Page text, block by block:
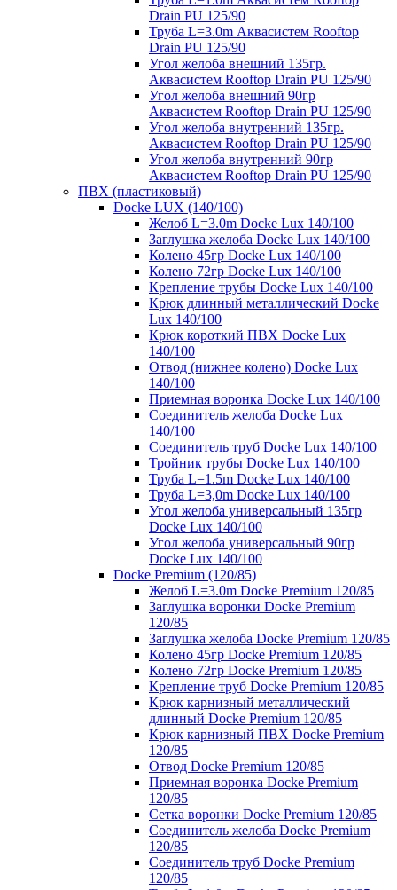
Drain PU 125/90
Труба L=3.0m Аквасистем Rooftop
Drain PU 125/90
Угол желоба внешний 135гр.
Аквасистем Rooftop Drain PU 125/90
Угол желоба внешний 90гр
Аквасистем Rooftop Drain PU 125/90
Угол желоба внутренний 135гр.
Аквасистем Rooftop Drain PU 125/90
Угол желоба внутренний 90гр
Аквасистем Rooftop Drain PU 125/90
ПВХ (пластиковый)
Docke LUX (140/100)
Желоб L=3.0m Docke Lux 140/100
Заглушка желоба Docke Lux 140/100
Колено 45гр Docke Lux 140/100
Колено 72гр Docke Lux 140/100
Крепление трубы Docke Lux 140/100
Крюк длинный металлический Docke
Lux 140/100
Крюк короткий ПВХ Docke Lux
140/100
Отвод (нижнее колено) Docke Lux
140/100
Приемная воронка Docke Lux 140/100
Соединитель желоба Docke Lux
140/100
Соединитель труб Docke Lux 140/100
Тройник трубы Docke Lux 140/100
Труба L=1.5m Docke Lux 140/100
Труба L=3,0m Docke Lux 140/100
Угол желоба универсальный 135гр
Docke Lux 140/100
Угол желоба универсальный 90гр
Docke Lux 140/100
Docke Premium (120/85)
Желоб L=3.0m Docke Premium 120/85
Заглушка воронки Docke Premium
120/85
Заглушка желоба Docke Premium 120/85
Колено 45гр Docke Premium 120/85
Колено 72гр Docke Premium 120/85
Крепление труб Docke Premium 120/85
Крюк карнизный металлический
длинный Docke Premium 120/85
Крюк карнизный ПВХ Docke Premium
120/85
Отвод Docke Premium 120/85
Приемная воронка Docke Premium
120/85
Сетка воронки Docke Premium 120/85
Соединитель желоба Docke Premium
120/85
Соединитель труб Docke Premium
120/85